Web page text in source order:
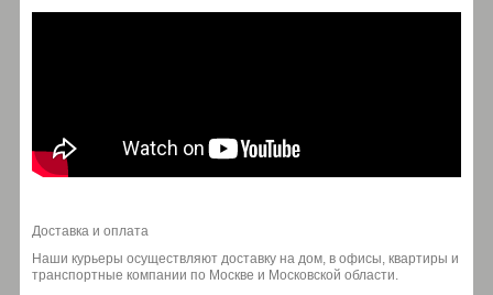
Доставка и оплата
Наши курьеры осуществляют доставку на дом, в офисы, квартиры и
транспортные компании по Москве и Московской области.